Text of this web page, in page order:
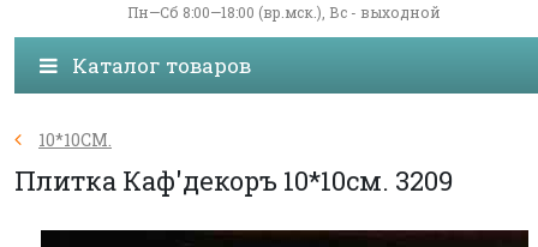
Пн—Сб 8:00—18:00 (вр.мск.), Вс - выходной
Каталог товаров
10*10СМ.
Плитка Каф'декоръ 10*10см. 3209